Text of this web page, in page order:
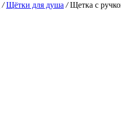
/ Щётки для душа /Щетка с